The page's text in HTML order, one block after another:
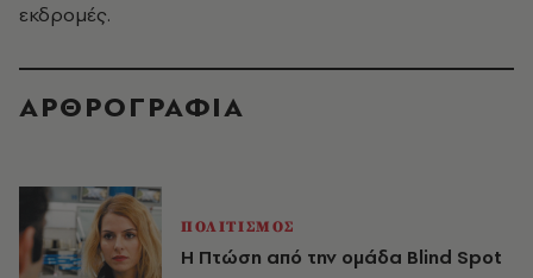
εκδρομές.
ΑΡΘΡΟΓΡΑΦΙΑ
ΠΟΛΙΤΙΣΜΟΣ
Η Πτώση από την ομάδα Blind Spot